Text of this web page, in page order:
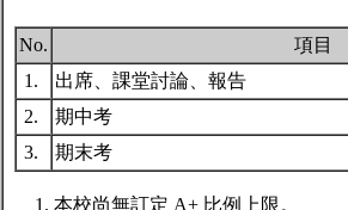
No. 項目
1.
出席、課堂討論、報告
2.
期中考
3.
期末考
本校尚無訂定 A+ 比例上限。